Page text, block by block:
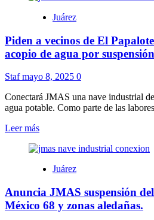
Juárez
Piden a vecinos de El
acopio de agua por
Stafmayo 8, 2025 0
Conectará JMAS una nave industrial
agua potable. Como parte de las
Leer másLeer
sobre
de
El
Papalote
Juárez
Anuncia JMAS suspensión
México 68 y zonas aledañas.